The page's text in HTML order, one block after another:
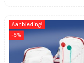
Aanbieding!
-5%